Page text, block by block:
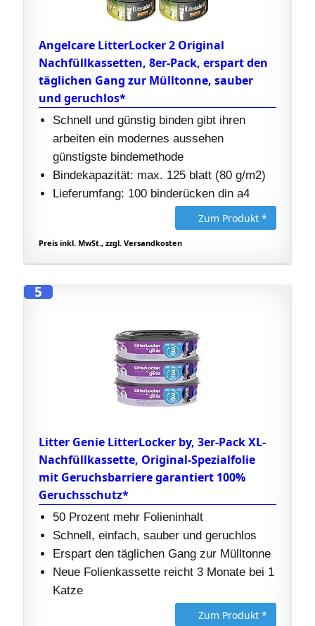
Angelcare LitterLocker 2 Original
Nachfüllkassetten, 8er-Pack, erspart den
täglichen Gang zur Mülltonne, sauber
und geruchlos*
Schnell und günstig binden gibt ihren
arbeiten ein modernes aussehen
günstigste bindemethode
Bindekapazität: max. 125 blatt (80 g/m2)
Lieferumfang: 100 binderücken din a4
Zum Produkt *
Preis inkl. MwSt., zzgl. Versandkosten
5
Litter Genie LitterLocker by, 3er-Pack XL-
Nachfüllkassette, Original-Spezialfolie
mit Geruchsbarriere garantiert 100%
Geruchsschutz*
50 Prozent mehr Folieninhalt
Schnell, einfach, sauber und geruchlos
Erspart den täglichen Gang zur Mülltonne
Neue Folienkassette reicht 3 Monate bei 1
Katze
Zum Produkt *